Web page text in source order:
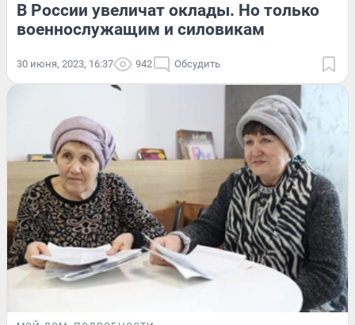
В России увеличат оклады. Но только
военнослужащим и силовикам
30 июня, 2023, 16:37 942 Обсудить